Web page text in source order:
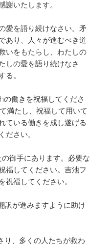
謝いたします。
愛を語り続けなさい。矛
あり、人々が進むべき道
いをもたらし、わたしの
しの愛を語り続けなさ
。
働きを祝福してくださ
満たし、祝福して用いて
ている働きを成し遂げる
ださい。
御手にあります。必要な
福してください。吉池フ
祝福してください。
訳が進みますように助け
り、多くの人たちが救わ